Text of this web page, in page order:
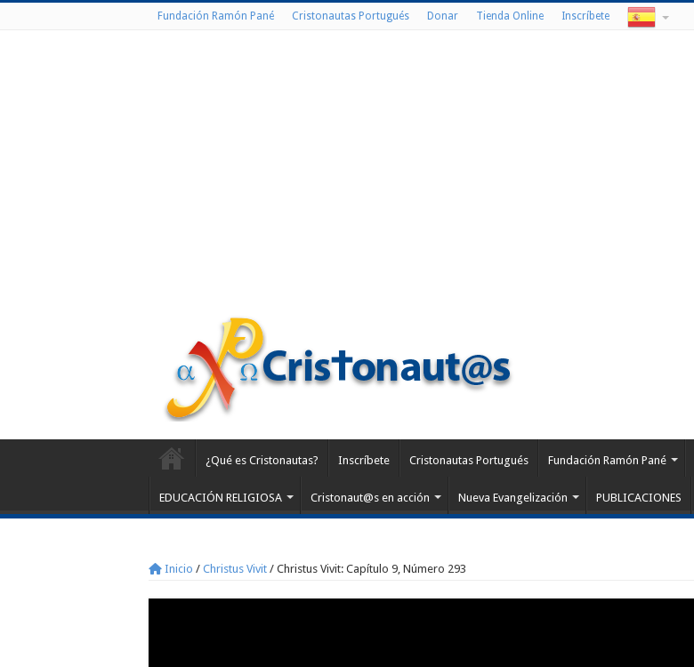
Fundación Ramón Pané Cristonautas Portugués Donar Tienda Online Inscríbete
¿Qué es Cristonautas? Inscríbete Cristonautas Portugués Fundación Ramón Pané
EDUCACIÓN RELIGIOSA Cristonaut@s en acción Nueva Evangelización PUBLICACIONES
Inicio / Christus Vivit / Christus Vivit: Capítulo 9, Número 293